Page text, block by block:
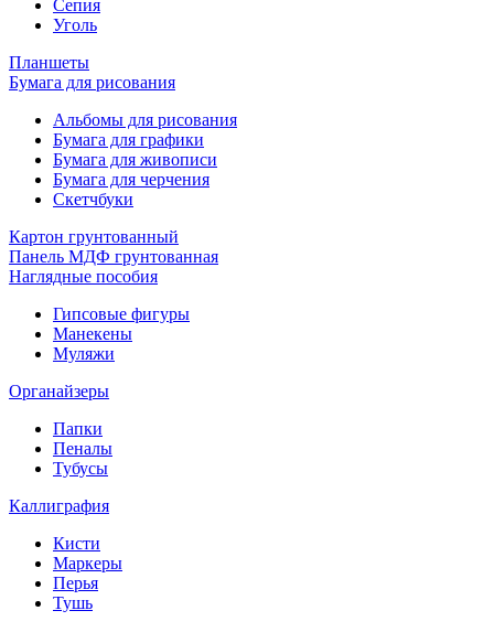
Сепия
Уголь
Планшеты
Бумага для рисования
Альбомы для рисования
Бумага для графики
Бумага для живописи
Бумага для черчения
Скетчбуки
Картон грунтованный
Панель МДФ грунтованная
Наглядные пособия
Гипсовые фигуры
Манекены
Муляжи
Органайзеры
Папки
Пеналы
Тубусы
Каллиграфия
Кисти
Маркеры
Перья
Тушь